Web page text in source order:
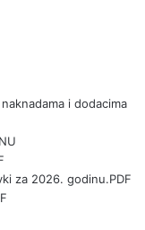
naknadama i dodacima
za 2026. godinu.PDF